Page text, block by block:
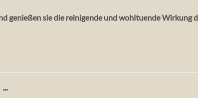
genießen sie die reinigende und wohltuende Wirkung
…